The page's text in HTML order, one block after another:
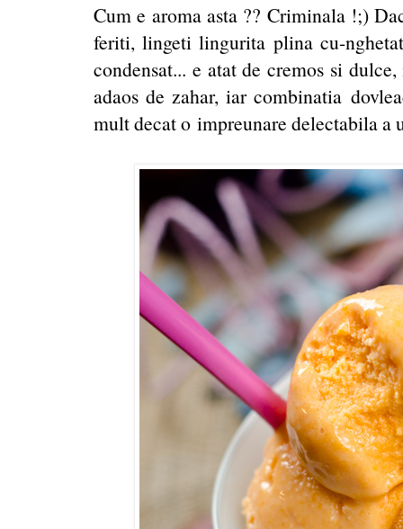
Cum e aroma asta ?? Criminala !;)
feriti, lingeti lingurita plina cu-
condensat... e atat de cremos si
adaos de zahar, iar combinatia
mult decat o impreunare delectabila a